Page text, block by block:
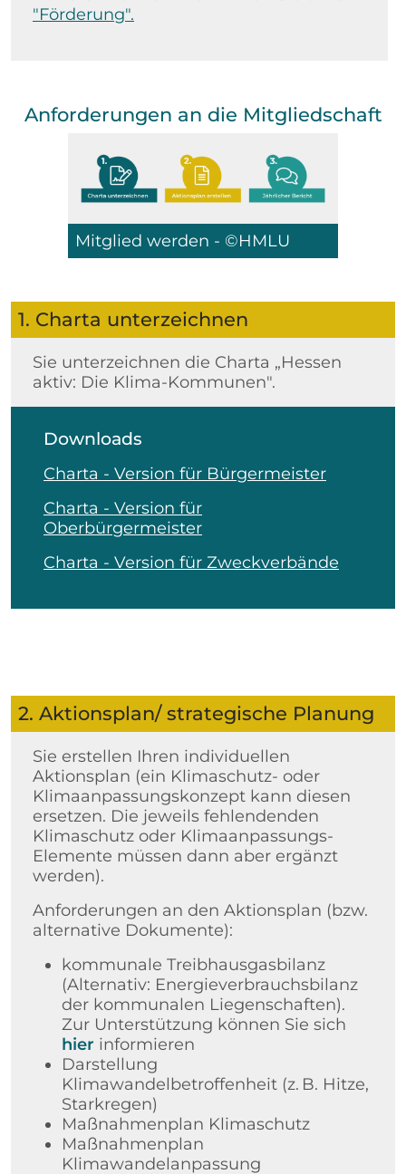
"Förderung".
Anforderungen an die Mitgliedschaft
Mitglied werden - ©HMLU
1. Charta unterzeichnen
Sie unterzeichnen die Charta „Hessen
aktiv: Die Klima-Kommunen".
Downloads
Charta - Version für Bürgermeister
Charta - Version für
Oberbürgermeister
Charta - Version für Zweckverbände
2. Aktionsplan/ strategische Planung
Sie erstellen Ihren individuellen
Aktionsplan (ein Klimaschutz- oder
Klimaanpassungskonzept kann diesen
ersetzen. Die jeweils fehlendenden
Klimaschutz oder Klimaanpassungs-
Elemente müssen dann aber ergänzt
werden).
Anforderungen an den Aktionsplan (bzw.
alternative Dokumente):
kommunale Treibhausgasbilanz
(Alternativ: Energieverbrauchsbilanz
der kommunalen Liegenschaften).
Zur Unterstützung können Sie sich
hier informieren
Darstellung
Klimawandelbetroffenheit (z. B. Hitze,
Starkregen)
Maßnahmenplan Klimaschutz
Maßnahmenplan
Klimawandelanpassung